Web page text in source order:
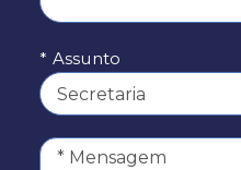
* Assunto